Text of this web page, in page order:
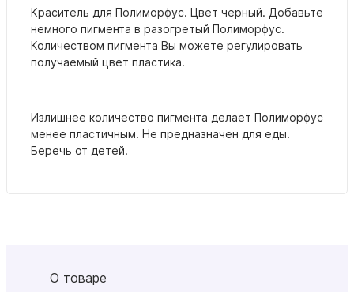
Краситель для Полиморфус. Цвет черный. Добавьте
немного пигмента в разогретый Полиморфус.
Количеством пигмента Вы можете регулировать
получаемый цвет пластика.
Излишнее количество пигмента делает Полиморфус
менее пластичным. Не предназначен для еды.
Беречь от детей.
О товаре